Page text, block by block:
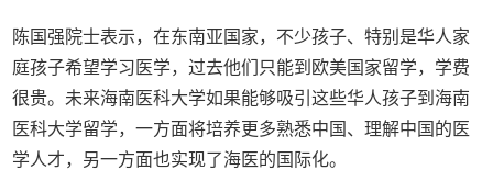
陈国强院士表示，在东南亚国家，不少孩子、特别是华人家
庭孩子希望学习医学，过去他们只能到欧美国家留学，学费
很贵。未来海南医科大学如果能够吸引这些华人孩子到海南
医科大学留学，一方面将培养更多熟悉中国、理解中国的医
学人才，另一方面也实现了海医的国际化。